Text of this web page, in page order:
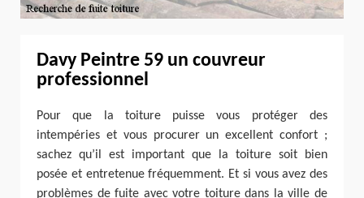
Davy Peintre 59 un couvreur
professionnel
Pour que la toiture puisse vous protéger des
intempéries et vous procurer un excellent confort ;
sachez qu’il est important que la toiture soit bien
posée et entretenue fréquemment. Et si vous avez des
problèmes de fuite avec votre toiture dans la ville de